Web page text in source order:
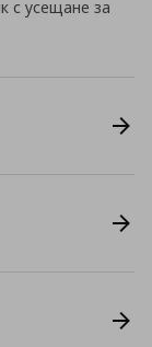
с усещане за